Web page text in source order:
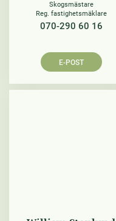
Skogsmästare
Reg. fastighetsmäklare
070-290 60 16
E-POST